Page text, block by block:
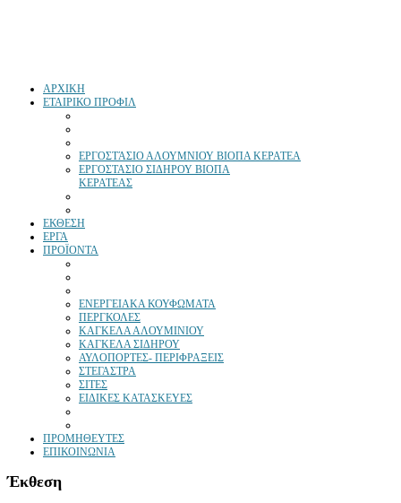
ΑΡΧΙΚΗ
ΕΤΑΙΡΙΚΟ ΠΡΟΦΙΛ
ΕΡΓΟΣΤΆΣΙΟ ΑΛΟΥΜΝΙΟΥ ΒΙΟΠΑ ΚΕΡΑΤΕΑ
ΕΡΓΟΣΤΑΣΙΟ ΣΙΔΗΡΟΥ ΒΙΟΠΑ
ΚΕΡΑΤΕΑΣ
ΕΚΘΕΣΗ
ΕΡΓΑ
ΠΡΟΪΟΝΤΑ
ΕΝΕΡΓΕΙΑΚΑ ΚΟΥΦΩΜΑΤΑ
ΠΕΡΓΚΟΛΕΣ
ΚΑΓΚΕΛΑ ΑΛΟΥΜΙΝΙΟΥ
ΚΑΓΚΕΛΑ ΣΙΔΗΡΟΥ
ΑΥΛΟΠΟΡΤΕΣ- ΠΕΡΙΦΡΑΞΕΙΣ
ΣΤΕΓΑΣΤΡΑ
ΣΙΤΕΣ
ΕΙΔΙΚΕΣ ΚΑΤΑΣΚΕΥΕΣ
ΠΡΟΜΗΘΕΥΤΕΣ
ΕΠΙΚΟΙΝΩΝΙΑ
Έκθεση